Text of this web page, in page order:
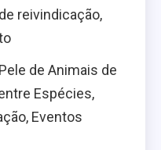
reivindicação,
de Animais de
Espécies,
Eventos